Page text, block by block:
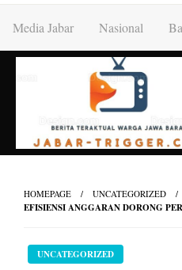
content
Media Jabar Nasional
HOMEPAGE UNCATEGORIZED
EFISIENSI ANGGARAN DORONG
UNCATEGORIZED